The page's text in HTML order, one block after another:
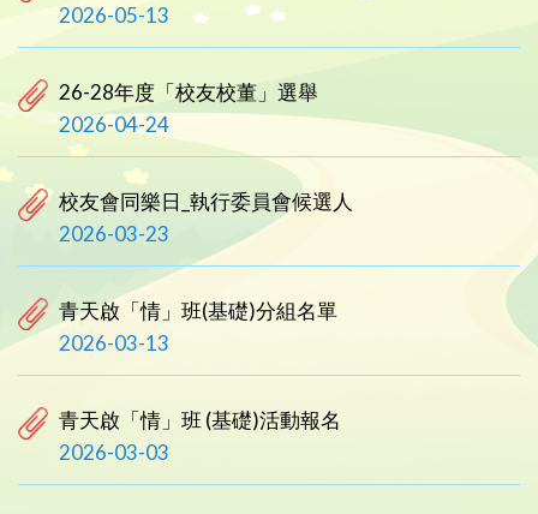
2026-05-13
26-28年度「校友校董」選舉
2026-04-24
校友會同樂日_執行委員會候選人
2026-03-23
青天啟「情」班(基礎)分組名單
2026-03-13
青天啟「情」班 (基礎)活動報名
2026-03-03